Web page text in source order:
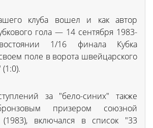
клуба вошел и как автор
гола — 14 сентября 1983-
1/16 финала Кубка
поле в ворота швейцарского
за "бело-синих" также
призером союзной
включался в список "33